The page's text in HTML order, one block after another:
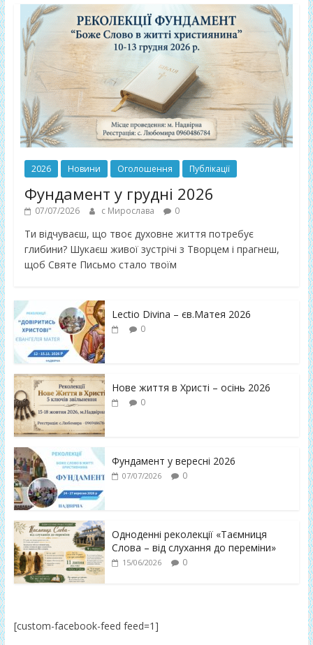
2026 Новини Оголошення Публікації
Фундамент у грудні 2026
07/07/2026 с Мирослава 0
Ти відчуваєш, що твоє духовне життя потребує
глибини? Шукаєш живої зустрічі з Творцем і прагнеш,
щоб Святе Письмо стало твоїм
Lectio Divina – єв.Матея 2026
0
Нове життя в Христі – осінь 2026
0
Фундамент у вересні 2026
07/07/2026 0
Одноденні реколекції «Таємниця
Слова – від слухання до переміни»
15/06/2026 0
[custom-facebook-feed feed=1]